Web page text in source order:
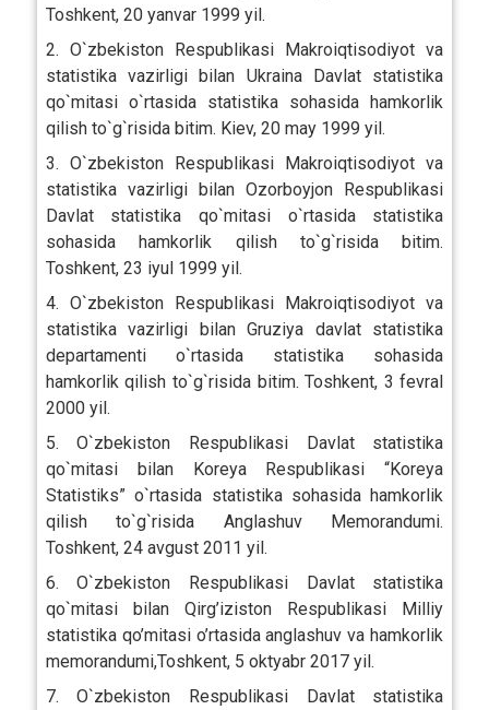
Toshkent, 20 yanvar 1999 yil.
2. O`zbekiston Respublikasi Makroiqtisodiyot va
statistika vazirligi bilan Ukraina Davlat statistika
qo`mitasi o`rtasida statistika sohasida hamkorlik
qilish to`g`risida bitim. Kiev, 20 may 1999 yil.
3. O`zbekiston Respublikasi Makroiqtisodiyot va
statistika vazirligi bilan Ozorboyjon Respublikasi
Davlat statistika qo`mitasi o`rtasida statistika
sohasida hamkorlik qilish to`g`risida bitim.
Toshkent, 23 iyul 1999 yil.
4. O`zbekiston Respublikasi Makroiqtisodiyot va
statistika vazirligi bilan Gruziya davlat statistika
departamenti o`rtasida statistika sohasida
hamkorlik qilish to`g`risida bitim. Toshkent, 3 fevral
2000 yil.
5. O`zbekiston Respublikasi Davlat statistika
qo`mitasi bilan Koreya Respublikasi “Koreya
Statistiks” o`rtasida statistika sohasida hamkorlik
qilish to`g`risida Anglashuv Memorandumi.
Toshkent, 24 avgust 2011 yil.
6. O`zbekiston Respublikasi Davlat statistika
qo`mitasi bilan Qirg’iziston Respublikasi Milliy
statistika qo’mitasi o’rtasida anglashuv va hamkorlik
memorandumi,Toshkent, 5 oktyabr 2017 yil.
7. O`zbekiston Respublikasi Davlat statistika